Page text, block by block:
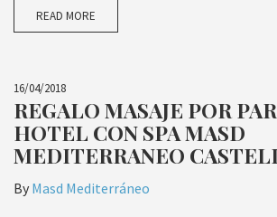
READ MORE
16/04/2018
REGALO MASAJE POR
HOTEL CON SPA MASD
MEDITERRANEO
By Masd Mediterráneo